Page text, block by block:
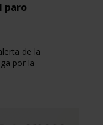
paro
de la
por la